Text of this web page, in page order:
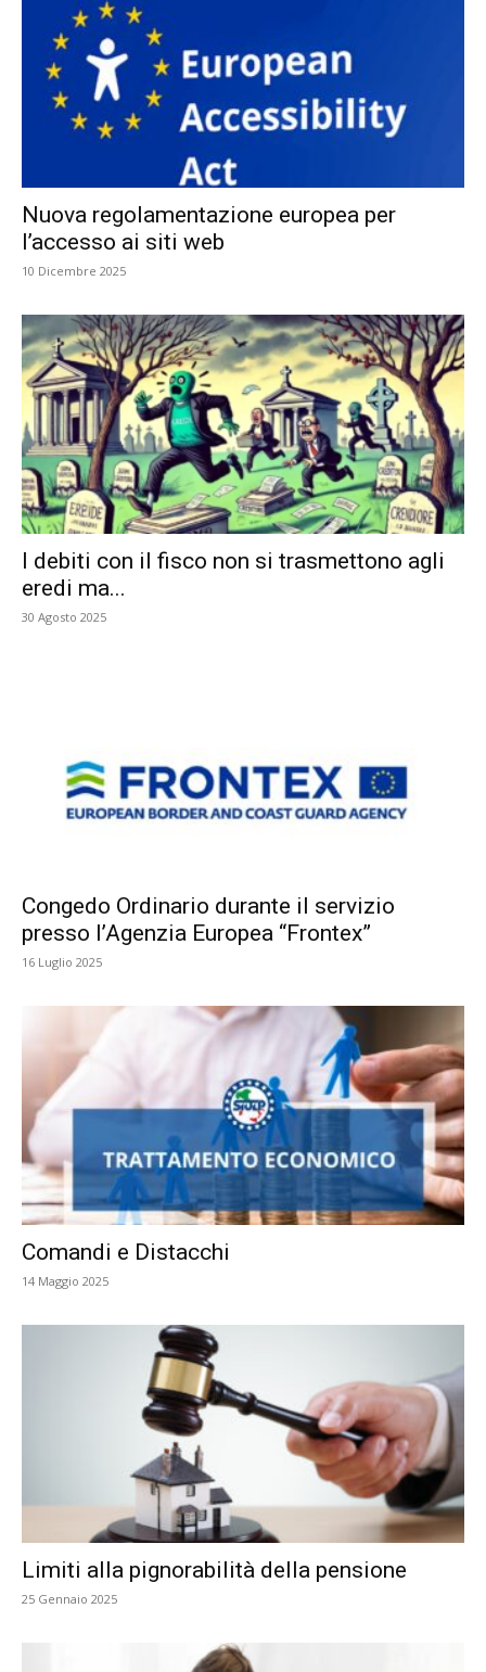
Nuova regolamentazione europea per
l’accesso ai siti web
10 Dicembre 2025
I debiti con il fisco non si trasmettono agli
eredi ma...
30 Agosto 2025
Congedo Ordinario durante il servizio
presso l’Agenzia Europea “Frontex”
16 Luglio 2025
Comandi e Distacchi
14 Maggio 2025
Limiti alla pignorabilità della pensione
25 Gennaio 2025